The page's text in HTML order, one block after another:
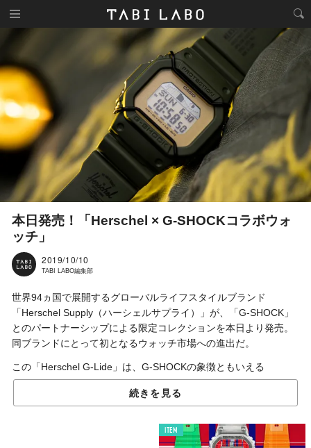
本日発売！「Herschel × G-SHOCKコラボウォ
ッチ」
2019/10/10
TABI LABO編集部
世界94ヵ国で展開するグローバルライフスタイルブランド
「Herschel Supply（ハーシェルサプライ）」が、「G-SHOCK」
とのパートナーシップによる限定コレクションを本日より発売。
同ブランドにとって初となるウォッチ市場への進出だ。
この「Herschel G-Lide」は、G-SHOCKの象徴ともいえる
GLX5600モデルがベース。ミリタリーからインスパイアされた重
厚感溢れるカラーと機能性を兼ね備えた一本に仕上がっている。
時計の裏側には、かつてベトナム戦時中に米兵士がZippoライター
に刻んだ「YOU CAN SURF LATER」の文字を再現。耐久性の高
続きを見る
ITEM